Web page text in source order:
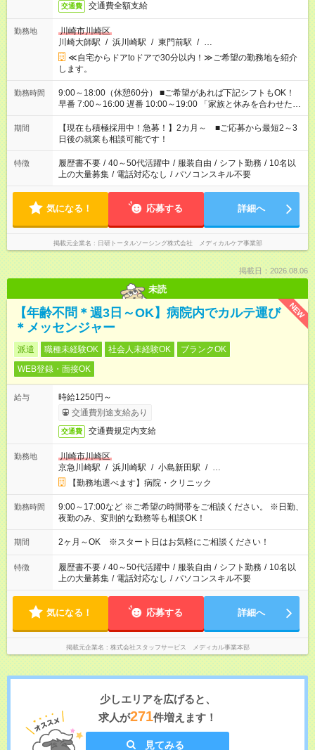
交通費 交通費全額支給
勤務地
川崎市川崎区
川崎大師駅 / 浜川崎駅 / 東門前駅 / …
≪自宅からドアtoドアで30分以内！≫ご希望の勤務地を紹介
します。
勤務時間
9:00～18:00（休憩60分） ■ご希望があれば下記シフトもOK！
早番 7:00～16:00 遅番 10:00～19:00 「家族と休みを合わせた
い」 「余裕を持って夕飯の準備がしたい」 「できれば残業はし
たくない」 など、ご希望を教えてくださいね。 ※Wワーク希望
の方へ 今ご覧のお仕事で希望する勤務時間と、もう1つのお仕事
の勤務時間。 合計で週40時間を超える場合は応募できません。
期間
【現在も積極採用中！急募！】2カ月～ ■ご応募から最短2～3
日後の就業も相談可能です！
特徴 履歴書不要 / 40～50代活躍中 / 服装自由 / シフト勤務 / 10名以
上の大量募集 / 電話対応なし / パソコンスキル不要
気になる！ 応募する 詳細へ
掲載元企業名 日研トータルソーシング株式会社 メディカルケア事業部
掲載日：2026.08.06
未読
NEW
【年齢不問＊週3日～OK】病院内でカルテ運び
＊メッセンジャー
派遣 職種未経験OK 社会人未経験OK
ブランクOK
WEB登録・面接OK
給与
時給1250円～
交通費別途支給あり
交通費 交通費規定内支給
勤務地
川崎市川崎区
京急川崎駅 / 浜川崎駅 / 小島新田駅 / …
【勤務地選べます】病院・クリニック
勤務時間
9:00～17:00など ※ご希望の時間帯をご相談ください。 ※日勤、
夜勤のみ、変則的な勤務等も相談OK！
期間 2ヶ月～OK ※スタート日はお気軽にご相談ください！
特徴 履歴書不要 / 40～50代活躍中 / 服装自由 / シフト勤務 / 10名以
上の大量募集 / 電話対応なし / パソコンスキル不要
気になる！ 応募する 詳細へ
掲載元企業名 株式会社スタッフサービス メディカル事業本部
少しエリアを広げると、
求人が271件増えます！
見てみる